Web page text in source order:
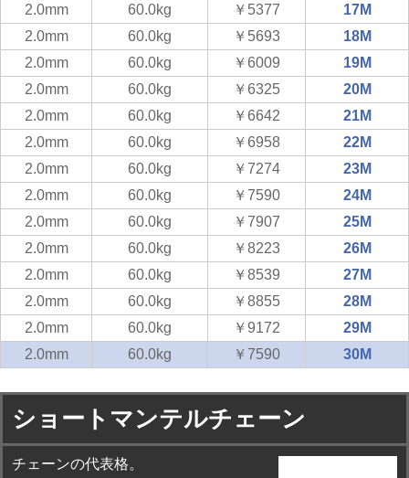
2.0mm
60.0kg ￥5377
17M
2.0mm
60.0kg ￥5693
18M
2.0mm
60.0kg ￥6009
19M
2.0mm
60.0kg ￥6325
20M
2.0mm
60.0kg ￥6642
21M
2.0mm
60.0kg ￥6958
22M
2.0mm
60.0kg ￥7274
23M
2.0mm
60.0kg ￥7590
24M
2.0mm
60.0kg ￥7907
25M
2.0mm
60.0kg ￥8223
26M
2.0mm
60.0kg ￥8539
27M
2.0mm
60.0kg ￥8855
28M
2.0mm
60.0kg ￥9172
29M
2.0mm
60.0kg ￥7590 30M
ショートマンテルチェーン
チェーンの代表格。